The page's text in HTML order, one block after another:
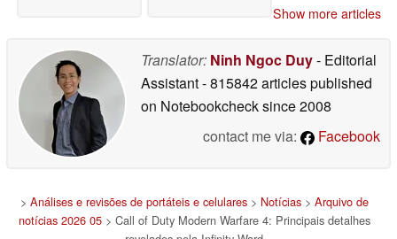
Show more articles
Translator: Ninh Ngoc Duy- Editorial
Assistant- 815842 articles published
on Notebookchecksince 2008
contact me via:
Facebook
> Análises e revisões de portáteis e celulares> Notícias> Arquivo de
notícias 2026 05> Call of Duty Modern Warfare 4: Principais detalhes